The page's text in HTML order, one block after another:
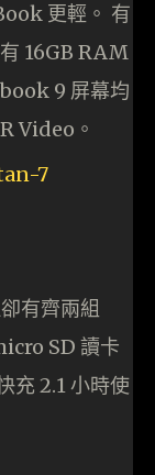
更輕。 有
16GB RAM
9 屏幕均
Video。
有齊兩組
SD 讀卡
充 2.1 小時使